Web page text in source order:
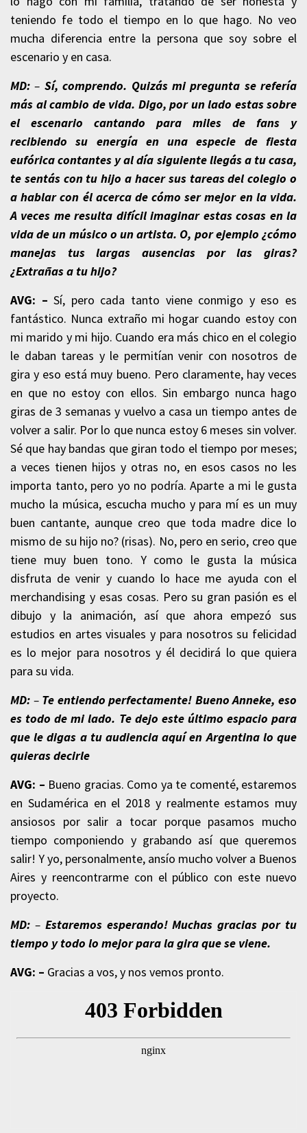
teniendo fe todo el tiempo en lo que hago. No veo
mucha diferencia entre la persona que soy sobre el
escenario y en casa.
MD: – Sí, comprendo. Quizás mi pregunta se refería
más al cambio de vida. Digo, por un lado estas sobre
el escenario cantando para miles de fans y
recibiendo su energía en una especie de fiesta
eufórica contantes y al día siguiente llegás a tu casa,
te sentás con tu hijo a hacer sus tareas del colegio o
a hablar con él acerca de cómo ser mejor en la vida.
A veces me resulta difícil imaginar estas cosas en la
vida de un músico o un artista. O, por ejemplo ¿cómo
manejas tus largas ausencias por las giras?
¿Extrañas a tu hijo?
AVG: –Sí, pero cada tanto viene conmigo y eso es
fantástico. Nunca extraño mi hogar cuando estoy con
mi marido y mi hijo. Cuando era más chico en el colegio
le daban tareas y le permitían venir con nosotros de
gira y eso está muy bueno. Pero claramente, hay veces
en que no estoy con ellos. Sin embargo nunca hago
giras de 3 semanas y vuelvo a casa un tiempo antes de
volver a salir. Por lo que nunca estoy 6 meses sin volver.
Sé que hay bandas que giran todo el tiempo por meses;
a veces tienen hijos y otras no, en esos casos no les
importa tanto, pero yo no podría. Aparte a mi le gusta
mucho la música, escucha mucho y para mí es un muy
buen cantante, aunque creo que toda madre dice lo
mismo de su hijo no? (risas). No, pero en serio, creo que
tiene muy buen tono. Y como le gusta la música
disfruta de venir y cuando lo hace me ayuda con el
merchandising y esas cosas. Pero su gran pasión es el
dibujo y la animación, así que ahora empezó sus
estudios en artes visuales y para nosotros su felicidad
es lo mejor para nosotros y él decidirá lo que quiera
para su vida.
MD: – Te entiendo perfectamente! Bueno Anneke, eso
es todo de mi lado. Te dejo este último espacio para
que le digas a tu audiencia aquí en Argentina lo que
quieras decirle
AVG: – Bueno gracias. Como ya te comenté, estaremos
en Sudamérica en el 2018 y realmente estamos muy
ansiosos por salir a tocar porque pasamos mucho
tiempo componiendo y grabando así que queremos
salir! Y yo, personalmente, ansío mucho volver a Buenos
Aires y reencontrarme con el público con este nuevo
proyecto.
MD: – Estaremos esperando! Muchas gracias por tu
tiempo y todo lo mejor para la gira que se viene.
AVG: – Gracias a vos, y nos vemos pronto.